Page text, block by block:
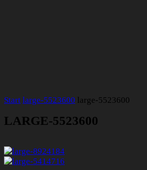
Start large-5523600 large-5523600
LARGE-5523600